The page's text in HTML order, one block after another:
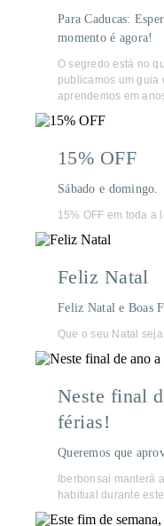
Para Caducas:
momento é agora!
O segredo está no
publicamos um guia
aprendemos em
15% OFF
Sábado e domingo.
15% OFF em toda a
Feliz Natal
Feliz Natal e Boas
Que o seu Natal
Neste final
férias!
Queremos que
Iberbonsai manterá
habitual durante